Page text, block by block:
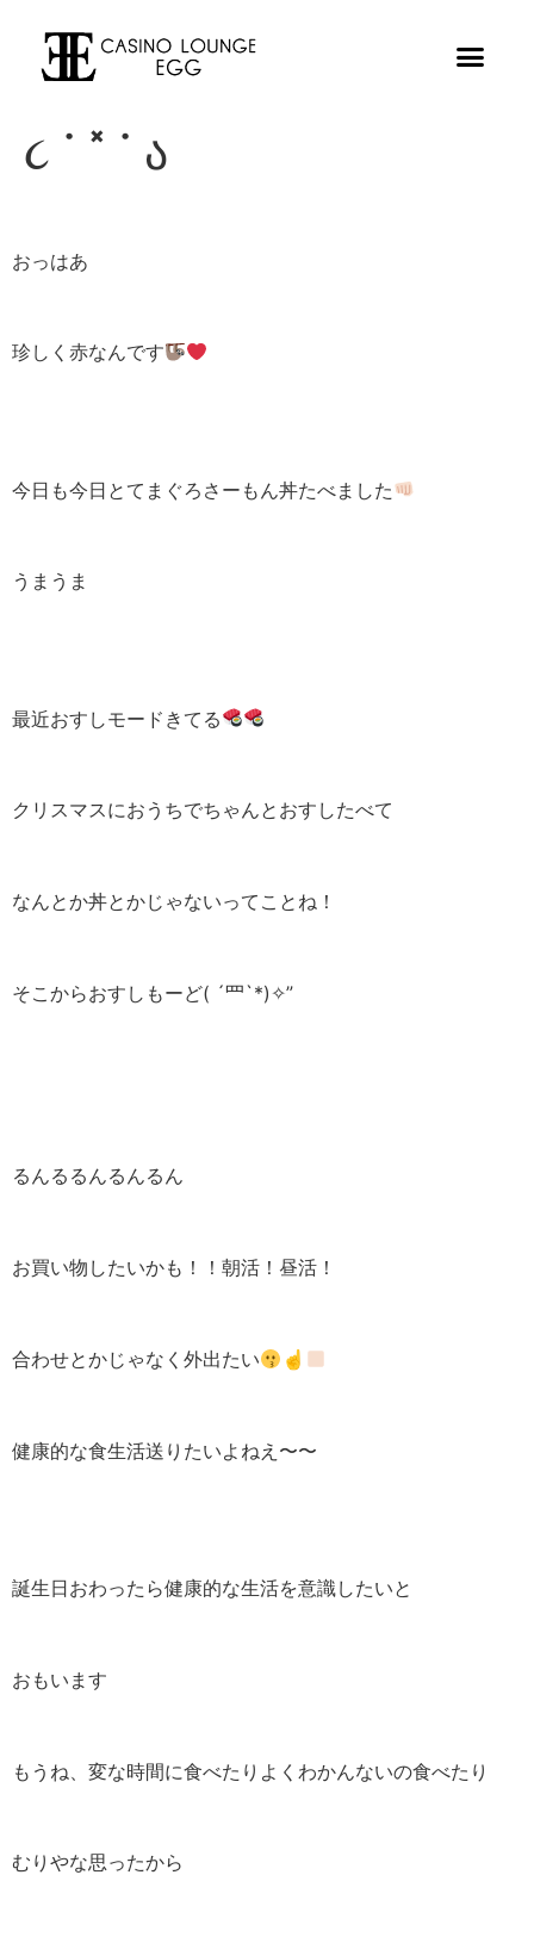
૮ ˙ ˟ ˙ ა
おっはあ
珍しく赤なんです
今日も今日とてまぐろさーもん丼たべました
うまうま
最近おすしモードきてる
クリスマスにおうちでちゃんとおすしたべて
なんとか丼とかじゃないってことね！
そこからおすしもーど( ´罒`*)✧”
るんるるんるんるん
お買い物したいかも！！朝活！昼活！
合わせとかじゃなく外出たい ☝
健康的な食生活送りたいよねえ〜〜
誕生日おわったら健康的な生活を意識したいと
おもいます
もうね、変な時間に食べたりよくわかんないの食べたり
むりやな思ったから